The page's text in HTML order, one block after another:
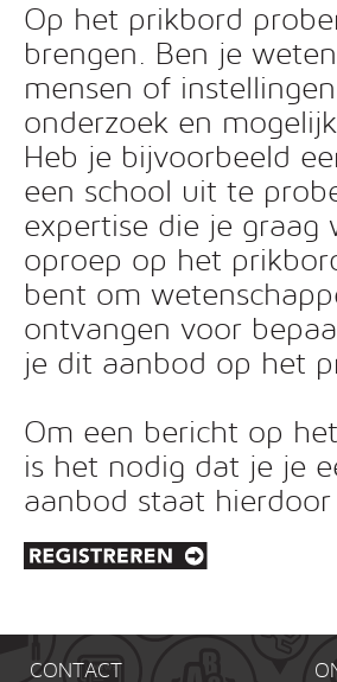
Op het prikbord
brengen. Ben je
mensen of
onderzoek en
Heb je bijvoorbeeld
een school uit te
expertise die je graag
oproep op het
bent om
ontvangen voor
je dit aanbod op het
Om een bericht op
is het nodig dat je je
aanbod staat
CONTACT